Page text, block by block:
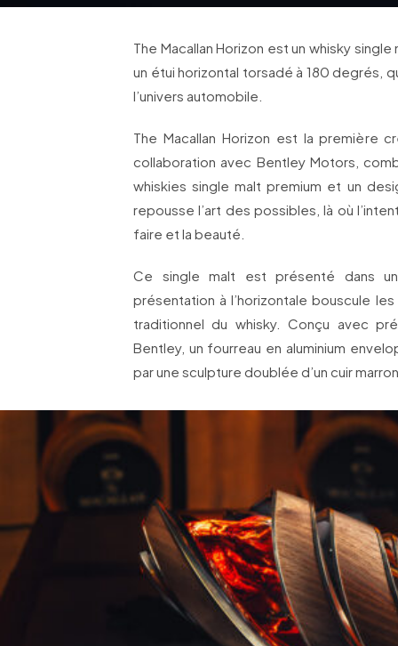
The Macallan Horizon est un whisky
un étui horizontal torsadé à 180 degrés,
l’univers automobile.
The Macallan Horizon est la première
collaboration avec Bentley Motors,
whiskies single malt premium et un
repousse l’art des possibles, là où
faire et la beauté.
Ce single malt est présenté dans
présentation à l’horizontale bouscule
traditionnel du whisky. Conçu avec
Bentley, un fourreau en aluminium
par une sculpture doublée d’un cuir